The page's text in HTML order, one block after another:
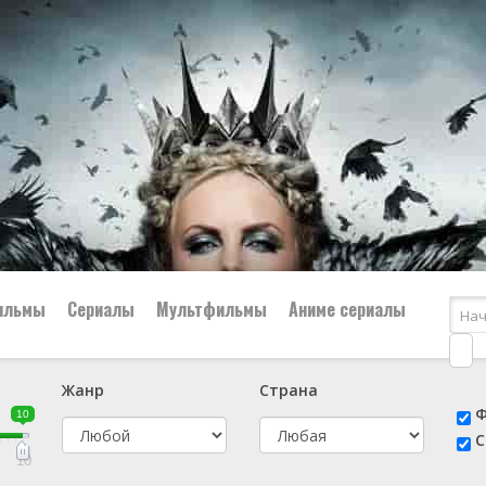
👨‍✈️ Военный
🕵️‍♂️ Детектив
Сериалы Мультфильмы Аниме сериалы
10
10
Жанр
Страна